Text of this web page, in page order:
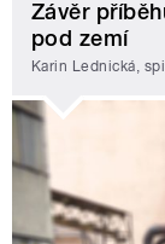
Závěr
pod zemí
Karin Lednická,